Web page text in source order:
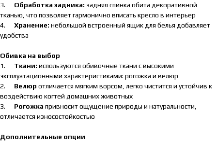
3. Обработка задника: задняя спинка обита декоративной
тканью, что позволяет гармонично вписать кресло в интерьер
4. Хранение: небольшой встроенный ящик для белья добавляет
удобства
Обивка на выбор
1. Ткани: используются обивочные ткани с высокими
эксплуатационными характеристиками: рогожка и велюр
2. Велюр отличается мягким ворсом, легко чистится и устойчив к
воздействию когтей домашних животных
3. Рогожка привносит ощущение природы и натуральности,
отличается износостойкостью
Дополнительные опции